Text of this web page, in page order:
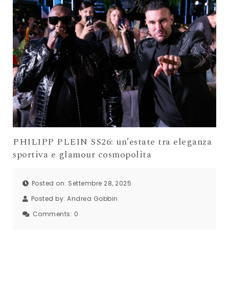
PHILIPP PLEIN SS26: un’estate tra eleganza
sportiva e glamour cosmopolita
Posted on: Settembre 28, 2025
Posted by: Andrea Gobbin
Comments: 0